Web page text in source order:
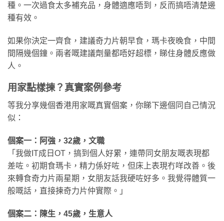
種。一次過食太多補充品，身體適應唔到，反而搞唔清楚邊
種有效。
如果你決定一齊食，建議奇力片朝早食，瑪卡夜晚食，中間
間隔幾個鐘。兩者嘅建議劑量都唔好超標，睇住身體反應做
人。
用家點樣揀？真實案例參考
等我分享幾個香港用家嘅真實個案，你睇下邊個同自己情況
似：
個案一：阿強，32歲，文職
「我做IT成日OT，搞到個人好累，連帶同女朋友嘅表現都
差咗。初期食瑪卡，精力係好咗，但床上表現冇咩改善。後
來轉食奇力片兩星期，女朋友話我硬咗好多。我覺得體質一
般嘅話，直接揀奇力片仲實際。」
個案二：陳生，45歲，生意人